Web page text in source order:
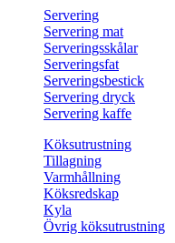
Servering
Servering mat
Serveringsskålar
Serveringsfat
Serveringsbestick
Servering dryck
Servering kaffe
Köksutrustning
Tillagning
Varmhållning
Köksredskap
Kyla
Övrig köksutrustning